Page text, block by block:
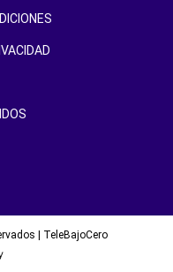
| TeleBajoCero